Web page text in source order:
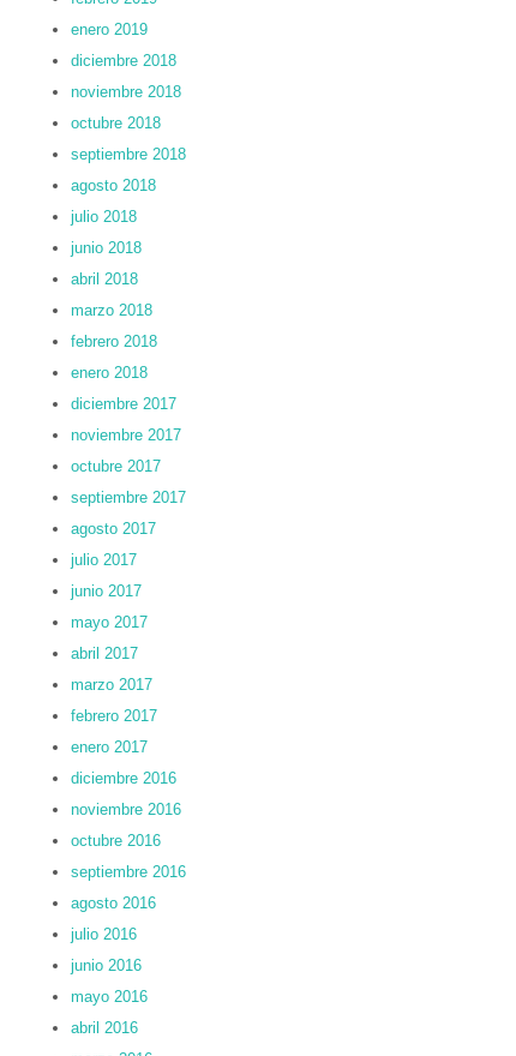
enero 2019
diciembre 2018
noviembre 2018
octubre 2018
septiembre 2018
agosto 2018
julio 2018
junio 2018
abril 2018
marzo 2018
febrero 2018
enero 2018
diciembre 2017
noviembre 2017
octubre 2017
septiembre 2017
agosto 2017
julio 2017
junio 2017
mayo 2017
abril 2017
marzo 2017
febrero 2017
enero 2017
diciembre 2016
noviembre 2016
octubre 2016
septiembre 2016
agosto 2016
julio 2016
junio 2016
mayo 2016
abril 2016